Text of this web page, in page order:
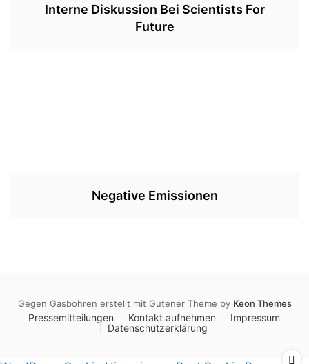
Interne Diskussion Bei Scientists For
Future
Negative Emissionen
Gegen Gasbohren erstellt mit Gutener Theme by Keon Themes
Pressemitteilungen Kontakt aufnehmen
Impressum
Datenschutzerklärung